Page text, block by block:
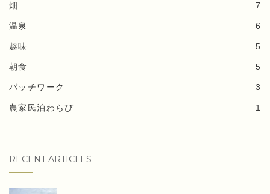
畑 7
温泉 6
趣味 5
朝食 5
パッチワーク 3
農家民泊わらび 1
RECENT ARTICLES